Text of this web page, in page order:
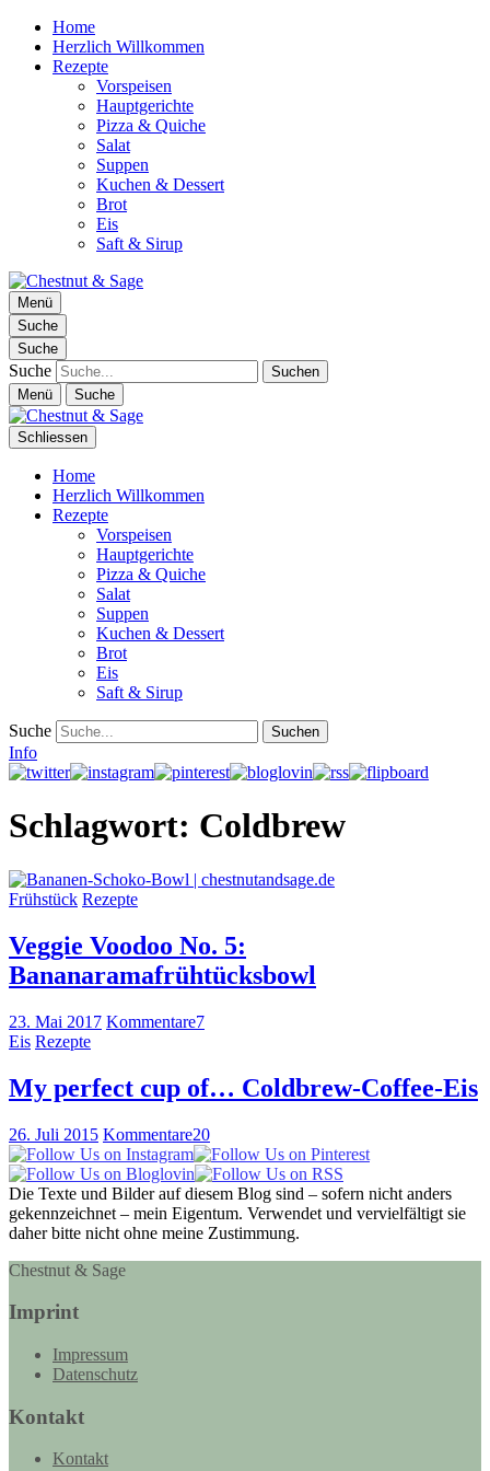
Home
Herzlich Willkommen
Rezepte
Vorspeisen
Hauptgerichte
Pizza & Quiche
Salat
Suppen
Kuchen & Dessert
Brot
Eis
Saft & Sirup
Chestnut & Sage
Foodblog | essen. trinken. genießen.
Menü
Suche
Suche
Suche
Menü Suche
Schliessen
Home
Herzlich Willkommen
Rezepte
Vorspeisen
Hauptgerichte
Pizza & Quiche
Salat
Suppen
Kuchen & Dessert
Brot
Eis
Saft & Sirup
Suche
Info
Schlagwort: Coldbrew
Frühstück Rezepte
Veggie Voodoo No. 5:
Bananaramafrühtücksbowl
23. Mai 2017 Kommentare7
Eis Rezepte
My perfect cup of… Coldbrew-Coffee-Eis
26. Juli 2015 Kommentare20
Die Texte und Bilder auf diesem Blog sind – sofern nicht anders
gekennzeichnet – mein Eigentum. Verwendet und vervielfältigt sie
daher bitte nicht ohne meine Zustimmung.
Chestnut & Sage
Imprint
Impressum
Datenschutz
Kontakt
Kontakt